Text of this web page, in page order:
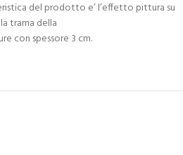
del prodotto e’ l’effetto pittura su
trama della
con spessore 3 cm.